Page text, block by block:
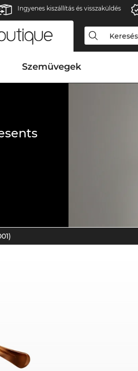
Ingyenes kiszállítás és visszaküldés
Szemüvegek